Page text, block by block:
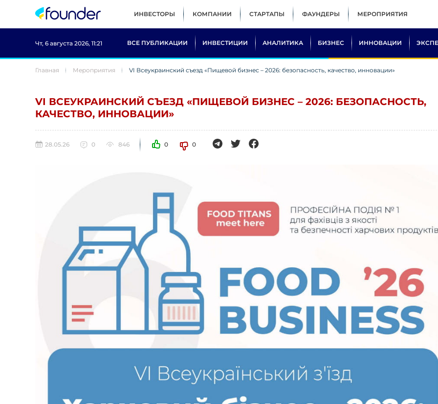
ИНВЕСТОРЫ КОМПАНИИ СТАРТАПЫ ФАУНДЕРЫ МЕРОПРИЯТИЯ
Чт, 6 августа 2026, 11:21 ВСЕ ПУБЛИКАЦИИ ИНВЕСТИЦИИ АНАЛИТИКА БИЗНЕС ИННОВАЦИИ
Главная Мероприятия VI Всеукраинский съезд «Пищевой бизнес – 2026: безопасность, качество, инновации»
VI ВСЕУКРАИНСКИЙ СЪЕЗД «ПИЩЕВОЙ БИЗНЕС – 2026: БЕЗОПАСНОСТЬ,
КАЧЕСТВО, ИННОВАЦИИ»
28.05.26 0 846 0 0